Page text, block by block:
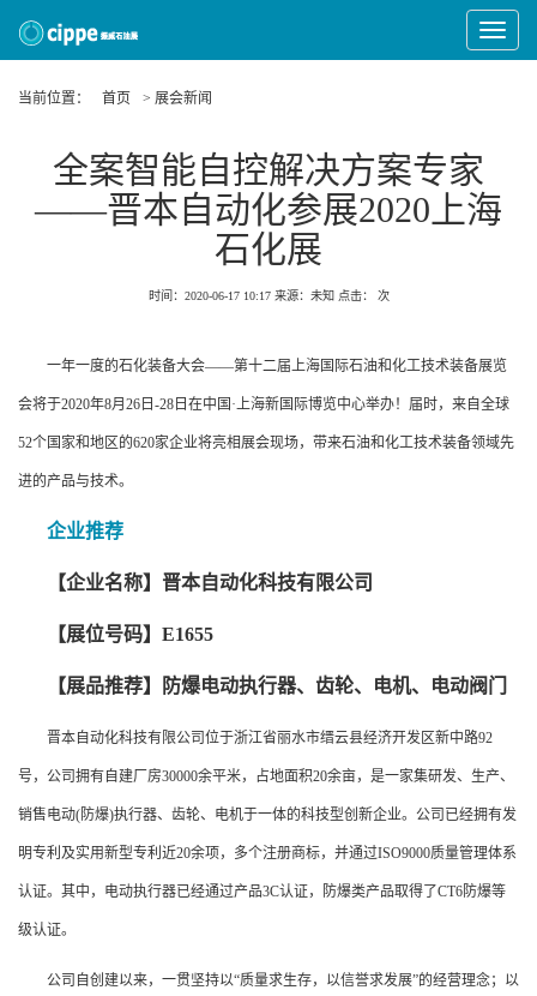
Toggle
当前位置：
首页 > 展会新闻
全案智能自控解决方案专家
——晋本自动化参展2020上海
石化展
时间：2020-06-17 10:17 来源：未知 点击： 次
一年一度的石化装备大会——第十二届上海国际石油和化工技术装备展览
会将于2020年8月26日-28日在中国·上海新国际博览中心举办！届时，来自全球
52个国家和地区的620家企业将亮相展会现场，带来石油和化工技术装备领域先
进的产品与技术。
企业推荐
【企业名称】晋本自动化科技有限公司
【展位号码】E1655
【展品推荐】防爆电动执行器、齿轮、电机、电动阀门
晋本自动化科技有限公司位于浙江省丽水市缙云县经济开发区新中路92
号，公司拥有自建厂房30000余平米，占地面积20余亩，是一家集研发、生产、
销售电动(防爆)执行器、齿轮、电机于一体的科技型创新企业。公司已经拥有发
明专利及实用新型专利近20余项，多个注册商标，并通过ISO9000质量管理体系
认证。其中，电动执行器已经通过产品3C认证，防爆类产品取得了CT6防爆等
级认证。
公司自创建以来，一贯坚持以“质量求生存，以信誉求发展”的经营理念；以